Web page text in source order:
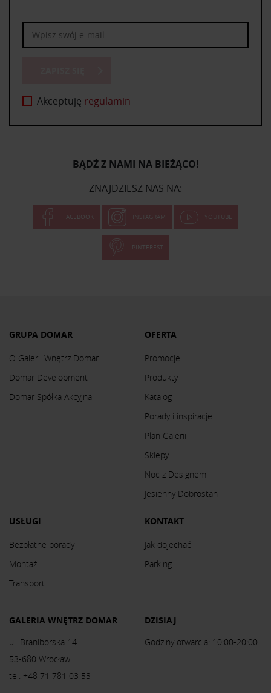
Akceptuję regulamin
BĄDŹ Z NAMI NA BIEŻĄCO!
ZNAJDZIESZ NAS NA:
FACEBOOK INSTAGRAM YOUTUBE
PINTEREST
GRUPA DOMAR
O Galerii Wnętrz Domar
Domar Development
Domar Spółka Akcyjna
OFERTA
Promocje
Produkty
Katalog
Porady i inspiracje
Plan Galerii
Sklepy
Noc z Designem
Jesienny Dobrostan
USŁUGI
Bezpłatne porady
Montaż
Transport
KONTAKT
Jak dojechać
Parking
GALERIA WNĘTRZ DOMAR
ul. Braniborska 14
53-680 Wrocław
tel. +48 71 781 03 53
DZISIAJ
Godziny otwarcia: 10:00-20:00